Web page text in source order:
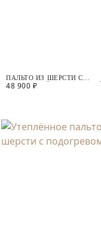
ПАЛЬТО ИЗ ШЕРСТИ С
МЕМБРАНОЙ, УТЕПЛЁННОЙ
48 900 ₽